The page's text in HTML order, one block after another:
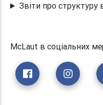
Звіти про структуру
McLaut в соціальних